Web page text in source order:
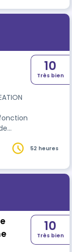
au fur
qui
sur
10
Très bien
52 heures
10
Très bien